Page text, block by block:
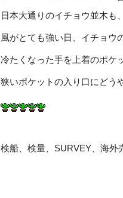
日本大通りのイチョウ並木も
風がとても強い日、イチョウ
冷たくなった手を上着のポケ
狭いポケットの入り口にどう
検船、検量、SURVEY、海外